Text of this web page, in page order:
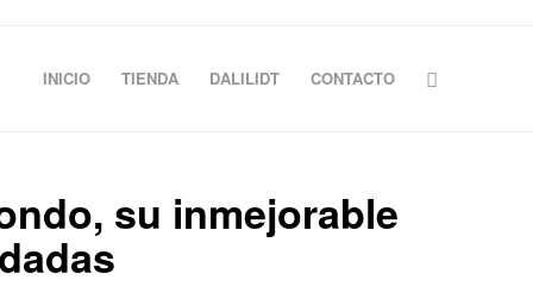
INICIO TIENDA DALILIDT CONTACTO
su inmejorable